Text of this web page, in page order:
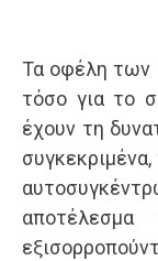
Τα οφέλη των
τόσο για το
έχουν τη
συγκεκριμένα,